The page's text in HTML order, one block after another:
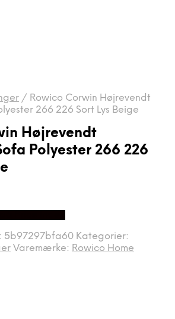
/ Rowico Corwin Højrevendt
266 226 Sort Lys Beige
Højrevendt
Polyester 266 226
5b97297bfa60 Kategorier:
Varemærke: Rowico Home